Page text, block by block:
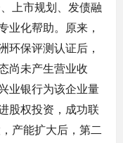
上市规划、发债融
业化帮助。原来，
环保评测认证后，
尚未产生营业收
业银行为该企业量
股权投资，成功联
产能扩大后，第二